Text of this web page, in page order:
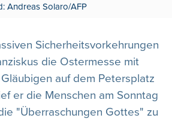
Andreas Solaro/AFP
Sicherheitsvorkehrungen
die Ostermesse mit
auf dem Petersplatz
er die Menschen am Sonntag
"Überraschungen Gottes" zu